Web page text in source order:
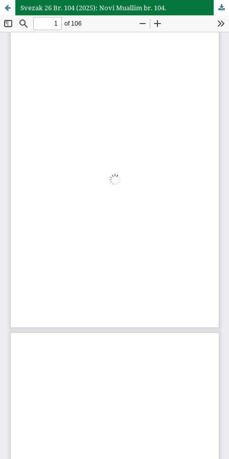
Svezak 26 Br. 104 (2025): Novi Muallim br. 104.